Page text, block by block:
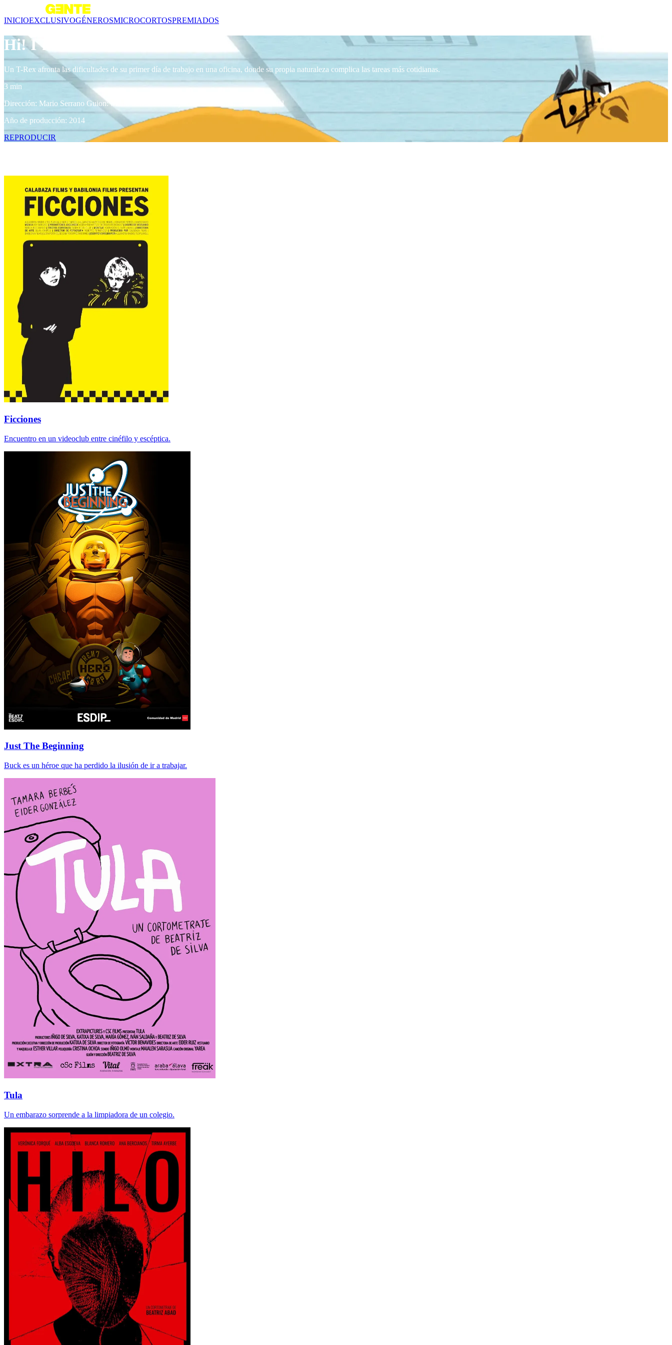
INICIOEXCLUSIVOGÉNEROSMICROCORTOSPREMIADOS
Hi! I´m New
Un T-Rex afronta las dificultades de su primer día de trabajo en una oficina, donde su propia naturaleza complica las tareas más cotidianas.
3 min
Dirección: Mario Serrano Guion: Mario Serrano Montaje: Mario Serrano, Victor L. Pinel
Año de producción: 2014
REPRODUCIR
Ficciones
Encuentro en un videoclub entre cinéfilo y escéptica.
Just The Beginning
Buck es un héroe que ha perdido la ilusión de ir a trabajar.
Tula
Un embarazo sorprende a la limpiadora de un colegio.